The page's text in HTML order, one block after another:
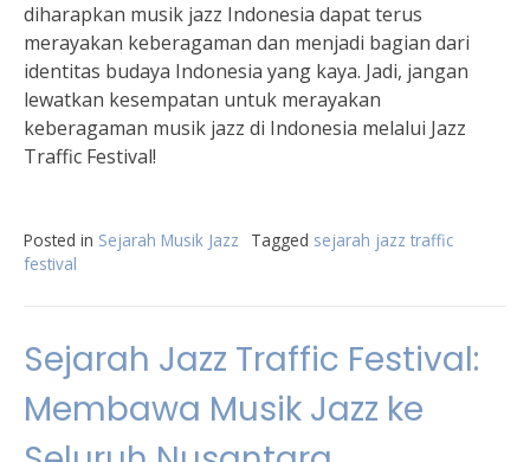
diharapkan musik jazz Indonesia dapat terus
merayakan keberagaman dan menjadi bagian dari
identitas budaya Indonesia yang kaya. Jadi, jangan
lewatkan kesempatan untuk merayakan
keberagaman musik jazz di Indonesia melalui Jazz
Traffic Festival!
Posted in Sejarah Musik Jazz Tagged sejarah jazz traffic
festival
Sejarah Jazz Traffic Festival:
Membawa Musik Jazz ke